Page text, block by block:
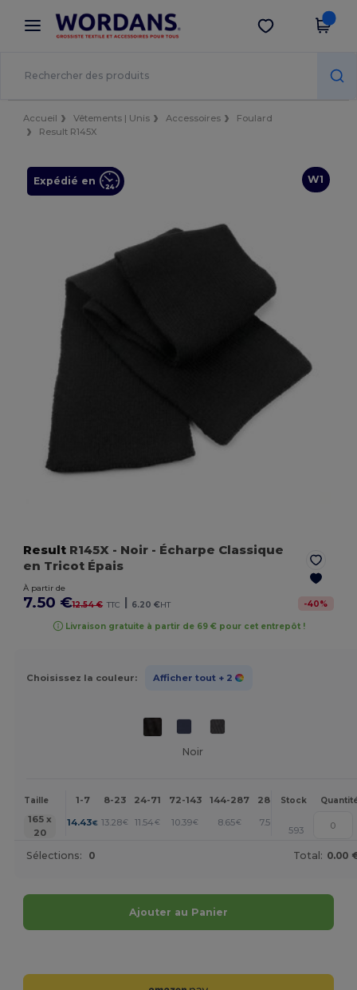
× Appli Wordans
Meilleurs prix sur l’app !
Obtenir l'appli
Accueil Vêtements | Unis Accessoires
Foulard
Result R145X
W1
Expédié en
Result R145X - Noir - Écharpe Classique
en Tricot Épais
À partir de
7.50 €12.54 € TTC | 6.20 €HT -40%
Livraison gratuite à partir de 69 € pour cet entrepôt !
Choisissez la couleur: Afficher tout + 2
Noir
Taille 1-7 8-23 24-71 72-143 144-287 288 + Plus
Stock
165 x
20
14.43€ 13.28€ 11.54€ 10.39€ 8.65€ 7.50 +
593
Sélections: 0 Total: 0.00
Ajouter au Panier